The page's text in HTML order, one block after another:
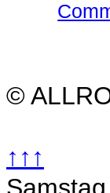
©
↑↑↑